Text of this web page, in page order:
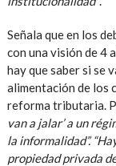
Señala que en los
con una visión de 4
hay que saber si se
alimentación de los
reforma tributaria.
van a jalar’ a un
la informalidad”.
propiedad privada